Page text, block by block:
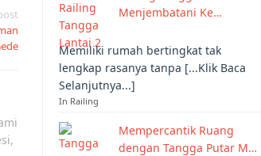
Menjembatani Ke…
Memiliki rumah bertingkat tak
lengkap rasanya tanpa [...Klik Baca
Selanjutnya...]
In Railing
Mempercantik Ruang
dengan Tangga Putar M…